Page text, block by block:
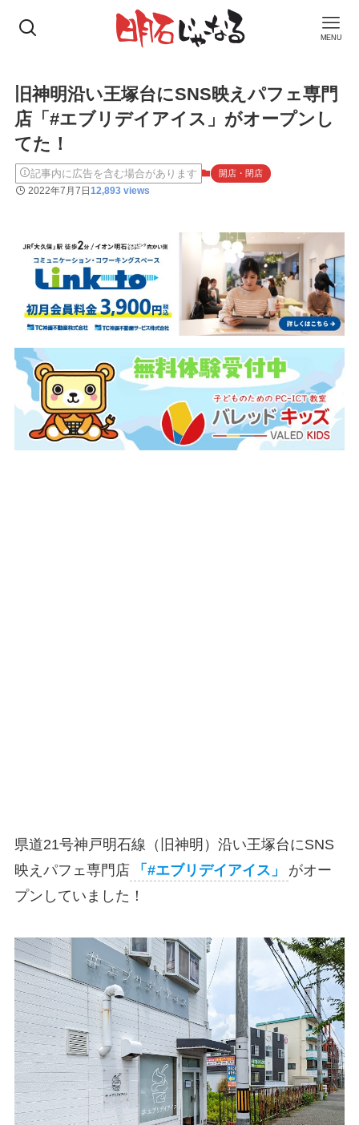
MENU
旧神明沿い王塚台にSNS映えパフェ専門
店「#エブリデイアイス」がオープンし
てた！
記事内に広告を含む場合があります 開店・閉店
2022年7月7日12,893 views
県道21号神戸明石線（旧神明）沿い王塚台にSNS
映えパフェ専門店
「#エブリデイアイス」
がオー
プンしていました！